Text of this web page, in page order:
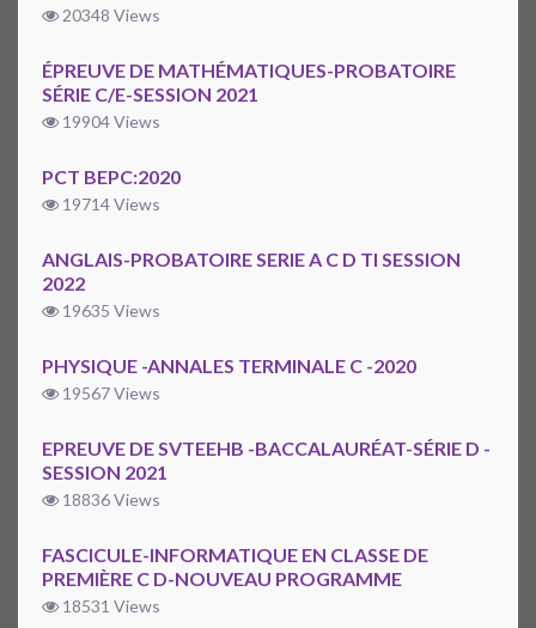
20348 Views
ÉPREUVE DE MATHÉMATIQUES-PROBATOIRE
SÉRIE C/E-SESSION 2021
19904 Views
PCT BEPC:2020
19714 Views
ANGLAIS-PROBATOIRE SERIE A C D TI SESSION
2022
19635 Views
PHYSIQUE -ANNALES TERMINALE C -2020
19567 Views
EPREUVE DE SVTEEHB -BACCALAURÉAT-SÉRIE D -
SESSION 2021
18836 Views
FASCICULE-INFORMATIQUE EN CLASSE DE
PREMIÈRE C D-NOUVEAU PROGRAMME
18531 Views